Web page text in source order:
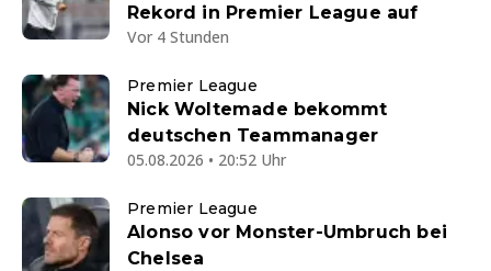
Rekord in Premier League auf
Vor 4 Stunden
Premier League
Nick Woltemade bekommt
deutschen Teammanager
05.08.2026 • 20:52 Uhr
Premier League
Alonso vor Monster-Umbruch bei
Chelsea